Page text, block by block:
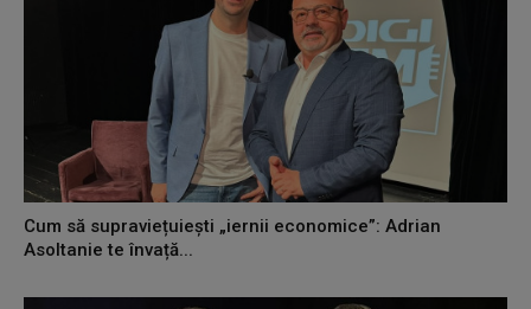
Cum să supraviețuiești „iernii economice”: Adrian
Asoltanie te învață...